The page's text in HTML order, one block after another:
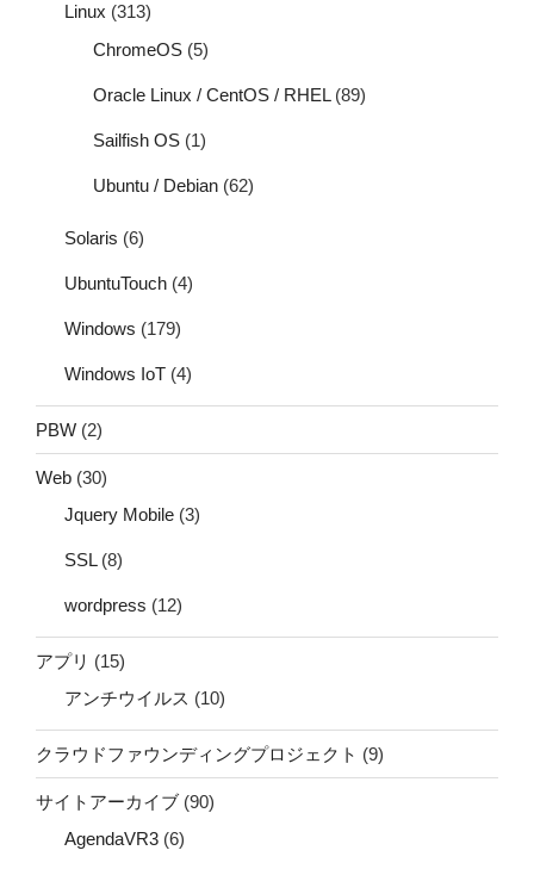
Linux (313)
ChromeOS (5)
Oracle Linux / CentOS / RHEL(89)
Sailfish OS (1)
Ubuntu / Debian (62)
Solaris (6)
UbuntuTouch (4)
Windows (179)
Windows IoT (4)
PBW (2)
Web (30)
Jquery Mobile (3)
SSL(8)
wordpress (12)
アプリ (15)
アンチウイルス (10)
クラウドファウンディングプロジェクト (9)
サイトアーカイブ (90)
AgendaVR3 (6)